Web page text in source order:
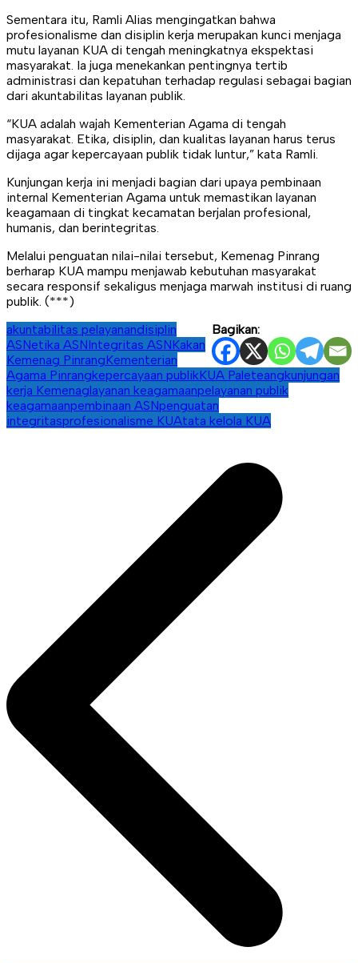
Sementara itu, Ramli Alias mengingatkan bahwa
profesionalisme dan disiplin kerja merupakan kunci menjaga
mutu layanan KUA di tengah meningkatnya ekspektasi
masyarakat. Ia juga menekankan pentingnya tertib
administrasi dan kepatuhan terhadap regulasi sebagai bagian
dari akuntabilitas layanan publik.
“KUA adalah wajah Kementerian Agama di tengah
masyarakat. Etika, disiplin, dan kualitas layanan harus terus
dijaga agar kepercayaan publik tidak luntur,” kata Ramli.
Kunjungan kerja ini menjadi bagian dari upaya pembinaan
internal Kementerian Agama untuk memastikan layanan
keagamaan di tingkat kecamatan berjalan profesional,
humanis, dan berintegritas.
Melalui penguatan nilai-nilai tersebut, Kemenag Pinrang
berharap KUA mampu menjawab kebutuhan masyarakat
secara responsif sekaligus menjaga marwah institusi di ruang
publik. (***)
Bagikan:
akuntabilitas pelayanandisiplin
ASNetika ASNIntegritas ASNKakan
Kemenag PinrangKementerian
Agama Pinrangkepercayaan publikKUA Paleteangkunjungan
kerja Kemenaglayanan keagamaanpelayanan publik
keagamaanpembinaan ASNpenguatan
integritasprofesionalisme KUAtata kelola KUA